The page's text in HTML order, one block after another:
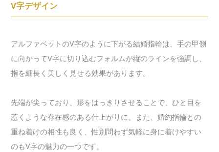
V字デザイン
アルファベットのV字のように下がる結婚指輪は、手の甲側
に向かってV字に切り込むフォルムが縦のラインを強調し、
指を細長く美しく見せる効果があります。
先端が尖っており、形をはっきりさせることで、ひと目を
惹くような存在感のある仕上がりに。また、婚約指輪との
重ね着けの相性も良く、性別問わず気軽に身に着けやすい
のもV字の魅力の一つです。